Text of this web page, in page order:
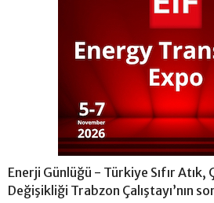
Enerji Günlüğü - Türkiye Sıfır Atık,
Değişikliği Trabzon Çalıştayı’nın